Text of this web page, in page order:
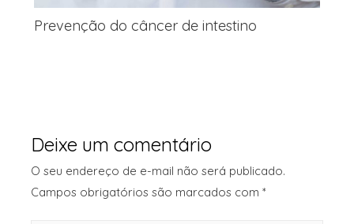
Prevenção do câncer de intestino
Deixe um comentário
O seu endereço de e-mail não será publicado.
Campos obrigatórios são marcados com*